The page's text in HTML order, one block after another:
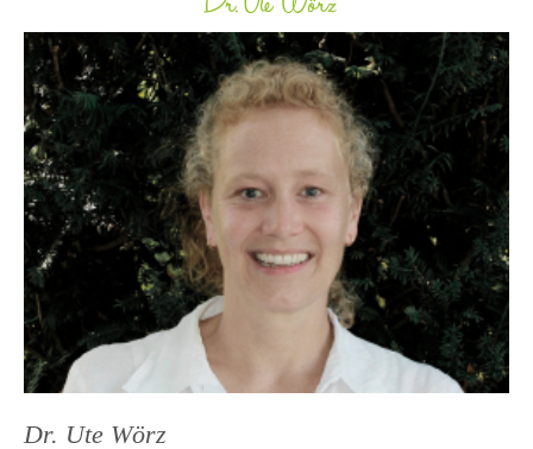
Dr. Ute Wörz